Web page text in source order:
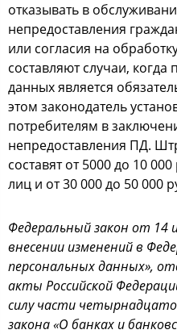
отказывать в
непредоставления
или согласия на
составляют случаи, когда
данных является
этом законодатель
потребителям в
непредоставления ПД.
составят от 5000 до 10
лиц и от 30 000 до 50 000
Федеральный закон от 14
внесении изменений в
персональных данных»,
акты Российской
силу части
закона «О банках и